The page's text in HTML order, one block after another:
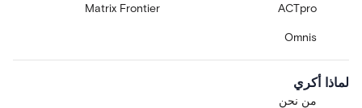
ACTpro
Matrix Frontier
Omnis
لماذا أكري
من نحن